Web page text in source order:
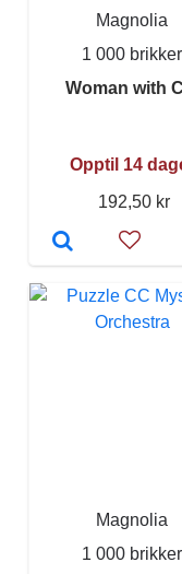
Magnolia
1 000 brikker
Woman with
Opptil 14
192,50 kr
Magnolia
1 000 brikker